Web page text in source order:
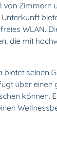
Zimmern
WLAN.
die mit
seinen
über
können.